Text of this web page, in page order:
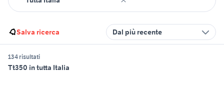
Salva ricerca Dal più recente
134 risultati
Tt350 in tutta Italia